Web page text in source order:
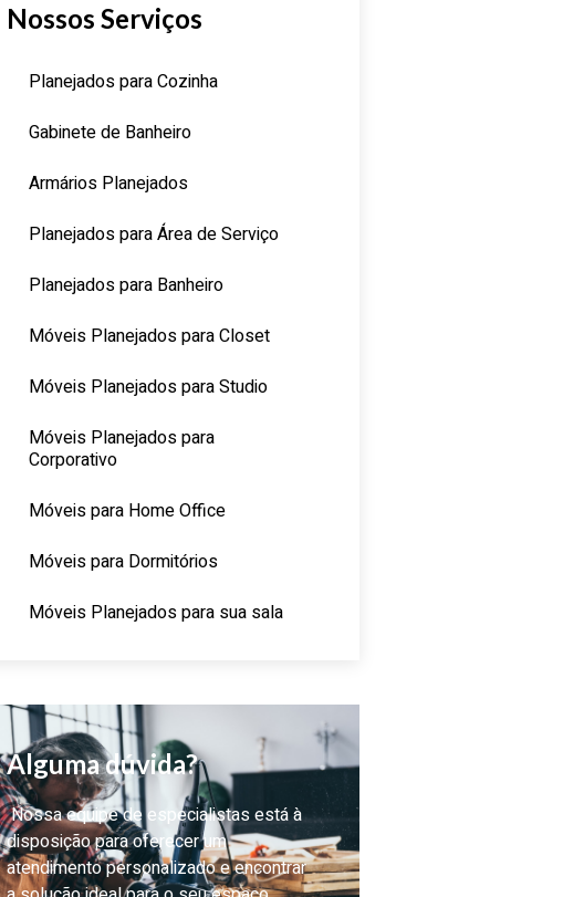
Nossos Serviços
Planejados para Cozinha
Gabinete de Banheiro
Armários Planejados
Planejados para Área de Serviço
Planejados para Banheiro
Móveis Planejados para Closet
Móveis Planejados para Studio
Móveis Planejados para
Corporativo
Móveis para Home Office
Móveis para Dormitórios
Móveis Planejados para sua sala
Alguma dúvida?
Nossa equipe de especialistas está à
disposição para oferecer um
atendimento personalizado e encontrar